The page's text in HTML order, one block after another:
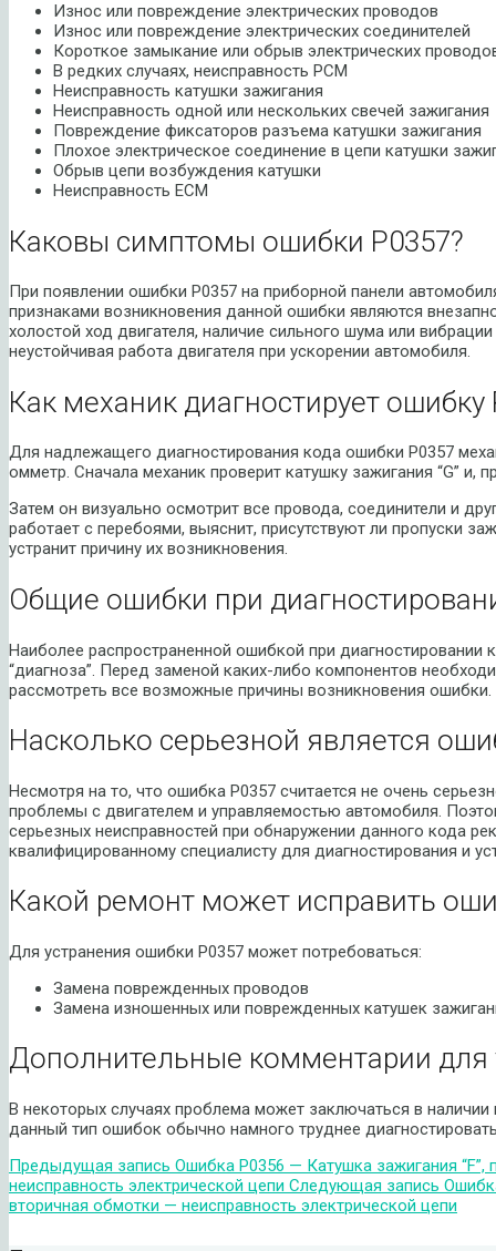
Износ или повреждение электрических проводов
Износ или повреждение электрических соединителей
Короткое замыкание или обрыв электрических
В редких случаях, неисправность PCM
Неисправность катушки зажигания
Неисправность одной или нескольких свечей зажигания
Повреждение фиксаторов разъема катушки зажигания
Плохое электрическое соединение в цепи катушки
Обрыв цепи возбуждения катушки
Неисправность ECM
Каковы симптомы ошибки P0357?
При появлении ошибки P0357 на приборной панели
признаками возникновения данной ошибки являются
холостой ход двигателя, наличие сильного шума или
неустойчивая работа двигателя при ускорении автомобиля.
Как механик диагностирует ошибку
Для надлежащего диагностирования кода ошибки P0357
омметр. Сначала механик проверит катушку зажигания “G” и,
Затем он визуально осмотрит все провода, соединители и
работает с перебоями, выяснит, присутствуют ли пропуски
устранит причину их возникновения.
Общие ошибки при
Наиболее распространенной ошибкой при диагностировании
“диагноза”. Перед заменой каких-либо компонентов
рассмотреть все возможные причины возникновения ошибки.
Насколько серьезной является
Несмотря на то, что ошибка P0357 считается не очень
проблемы с двигателем и управляемостью автомобиля.
серьезных неисправностей при обнаружении данного кода
квалифицированному специалисту для диагностирования и
Какой ремонт может исправить
Для устранения ошибки P0357 может потребоваться:
Замена поврежденных проводов
Замена изношенных или поврежденных катушек
Дополнительные комментарии для
В некоторых случаях проблема может заключаться в
данный тип ошибок обычно намного труднее
Предыдущая запись Ошибка P0356 — Катушка зажигания
неисправность электрической цепи Следующая запись
вторичная обмотки — неисправность электрической цепи